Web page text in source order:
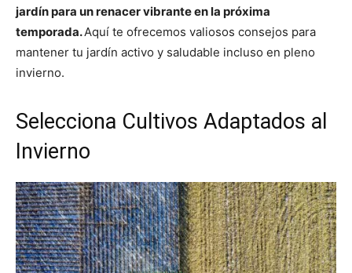
jardín para un renacer vibrante en la próxima
temporada.Aquí te ofrecemos valiosos consejos para
mantener tu jardín activo y saludable incluso en pleno
invierno.
Selecciona Cultivos Adaptados al
Invierno